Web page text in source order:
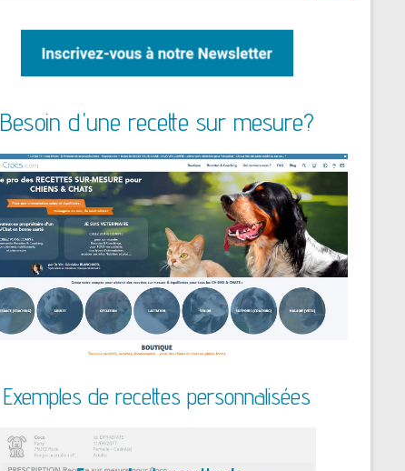
Besoin d'une recette sur mesure?
Exemples de recettes personnalisées